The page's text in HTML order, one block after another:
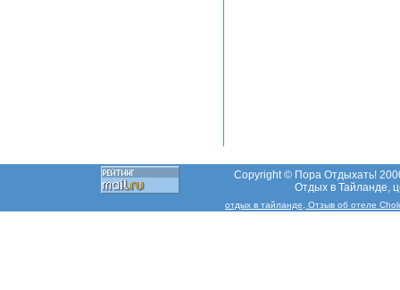
Copyright © Пора Отдыхать!
Отдых в Тайланде,
отдых в тайланде, Отзыв об отеле